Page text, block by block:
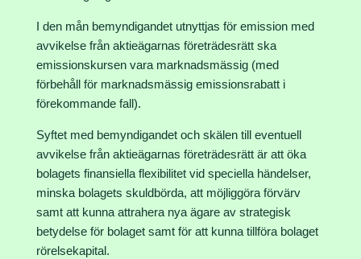
I den mån bemyndigandet utnyttjas för emission med
avvikelse från aktieägarnas företrädesrätt ska
emissionskursen vara marknadsmässig (med
förbehåll för marknadsmässig emissionsrabatt i
förekommande fall).
Syftet med bemyndigandet och skälen till eventuell
avvikelse från aktieägarnas företrädesrätt är att öka
bolagets finansiella flexibilitet vid speciella händelser,
minska bolagets skuldbörda, att möjliggöra förvärv
samt att kunna attrahera nya ägare av strategisk
betydelse för bolaget samt för att kunna tillföra bolaget
rörelsekapital.